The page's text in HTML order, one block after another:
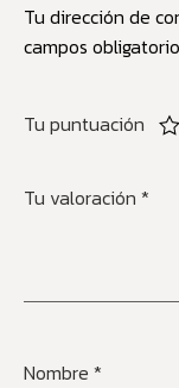
Tu dirección de
campos
Tu puntuación
Tu valoración *
Nombre *